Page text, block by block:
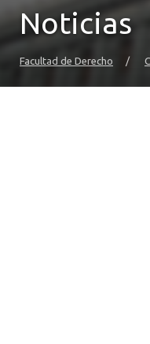
Noticias
Facultad de Derecho /